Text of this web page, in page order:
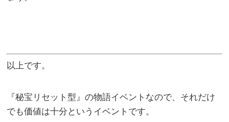
以上です。
『秘宝リセット型』の物語イベントなので、それだけ
でも価値は十分というイベントです。